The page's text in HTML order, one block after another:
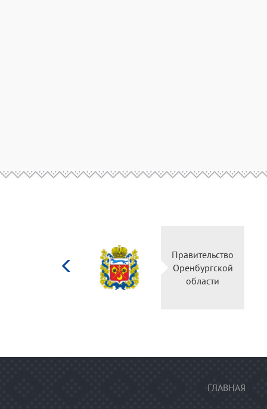
Правительство
Оренбургской
области
ГЛАВНАЯ